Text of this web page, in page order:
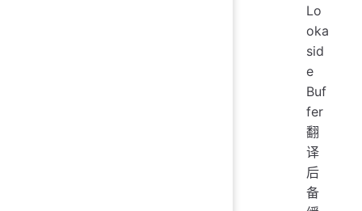
Lo
oka
sid
e
Buf
fer
翻
译
后
备